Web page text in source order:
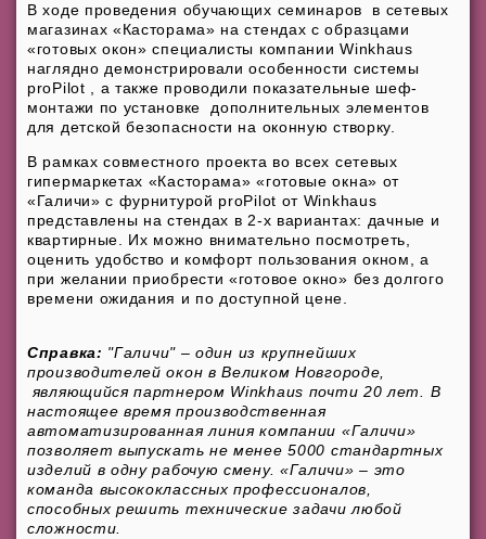
В ходе проведения обучающих семинаров в сетевых
магазинах «Касторама» на стендах с образцами
«готовых окон» специалисты компании Winkhaus
наглядно демонстрировали особенности системы
proPilot , а также проводили показательные шеф-
монтажи по установке дополнительных элементов
для детской безопасности на оконную створку.
В рамках совместного проекта во всех сетевых
гипермаркетах «Касторама» «готовые окна» от
«Галичи» с фурнитурой proPilot от Winkhaus
представлены на стендах в 2-х вариантах: дачные и
квартирные. Их можно внимательно посмотреть,
оценить удобство и комфорт пользования окном, а
при желании приобрести «готовое окно» без долгого
времени ожидания и по доступной цене.
Справка: "Галичи" – один из крупнейших
производителей окон в Великом Новгороде,
являющийся партнером Winkhaus почти 20 лет. В
настоящее время производственная
автоматизированная линия компании «Галичи»
позволяет выпускать не менее 5000 стандартных
изделий в одну рабочую смену. «Галичи» – это
команда высококлассных профессионалов,
способных решить технические задачи любой
сложности.